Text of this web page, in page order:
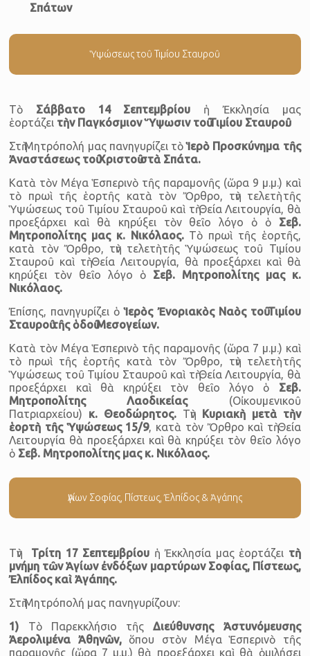
Σπάτων
Ὑψώσεως τοῦ Τιμίου Σταυροῦ
Τὸ Σάββατο 14 Σεπτεμβρίου ἡ Ἐκκλησία μας
ἑορτάζει τὴν Παγκόσμιον Ὕψωσιν τοῦ Τιμίου Σταυροῦ.
Στὴ Μητρόπολή μας πανηγυρίζει τὸἹερὸ Προσκύνημα τῆς
Ἀναστάσεως τοῦ Χριστοῦ στὰ Σπάτα.
Κατὰ τὸν Μέγα Ἑσπερινὸ τῆς παραμονῆς (ὥρα 9 μ.μ.) καὶ
τὸ πρωὶ τῆς ἑορτῆς κατὰ τὸν Ὄρθρο, τὴν τελετὴ τῆς
Ὑψώσεως τοῦ Τιμίου Σταυροῦ καὶ τὴ Θεία Λειτουργία, θὰ
προεξάρχει καὶ θὰ κηρύξει τὸν θεῖο λόγο ὁ ὁ Σεβ.
Μητροπολίτης μας κ. Νικόλαος. Τὸ πρωὶ τῆς ἑορτῆς,
κατὰ τὸν Ὄρθρο, τὴν τελετὴ τῆς Ὑψώσεως τοῦ Τιμίου
Σταυροῦ καὶ τὴ Θεία Λειτουργία, θὰ προεξάρχει καὶ θὰ
κηρύξει τὸν θεῖο λόγο ὁ Σεβ. Μητροπολίτης μας κ.
Νικόλαος.
Ἐπίσης, πανηγυρίζει ὁἹερὸς Ἐνοριακὸς Ναὸς τοῦ Τιμίου
Σταυροῦ τῆς ὁδοῦ Μεσογείων.
Κατὰ τὸν Μέγα Ἑσπερινὸ τῆς παραμονῆς (ὥρα 7 μ.μ.) καὶ
τὸ πρωὶ τῆς ἑορτῆς κατὰ τὸν Ὄρθρο, τὴν τελετὴ τῆς
Ὑψώσεως τοῦ Τιμίου Σταυροῦ καὶ τὴ Θεία Λειτουργία, θὰ
προεξάρχει καὶ θὰ κηρύξει τὸν θεῖο λόγο ὁ Σεβ.
Μητροπολίτης Λαοδικείας (Οἰκουμενικοῦ
Πατριαρχείου) κ. Θεοδώρητος. Τὴν Κυριακὴ μετὰ τὴν
ἑορτὴ τῆς Ὑψώσεως 15/9, κατὰ τὸν Ὄρθρο καὶ τὴ Θεία
Λειτουργία θὰ προεξάρχει καὶ θὰ κηρύξει τὸν θεῖο λόγο
ὁ Σεβ. Μητροπολίτης μας κ. Νικόλαος.
Ἁγίων Σοφίας, Πίστεως, Ἐλπίδος & Ἀγάπης
Τὴν Τρίτη 17 Σεπτεμβρίου ἡ Ἐκκλησία μας ἑορτάζει τὴ
μνήμη τῶν Ἁγίων ἐνδόξων μαρτύρων Σοφίας, Πίστεως,
Ἐλπίδος καὶ Ἀγάπης.
Στὴ Μητρόπολή μας πανηγυρίζουν:
1) Τὸ Παρεκκλήσιο τῆς Διεύθυνσης Ἀστυνόμευσης
Ἀερολιμένα Ἀθηνῶν,ὅπου στὸν Μέγα Ἑσπερινὸ τῆς
παραμονῆς (ὥρα 7 μ.μ.) θὰ προεξάρχει καὶ θὰ ὁμιλήσει